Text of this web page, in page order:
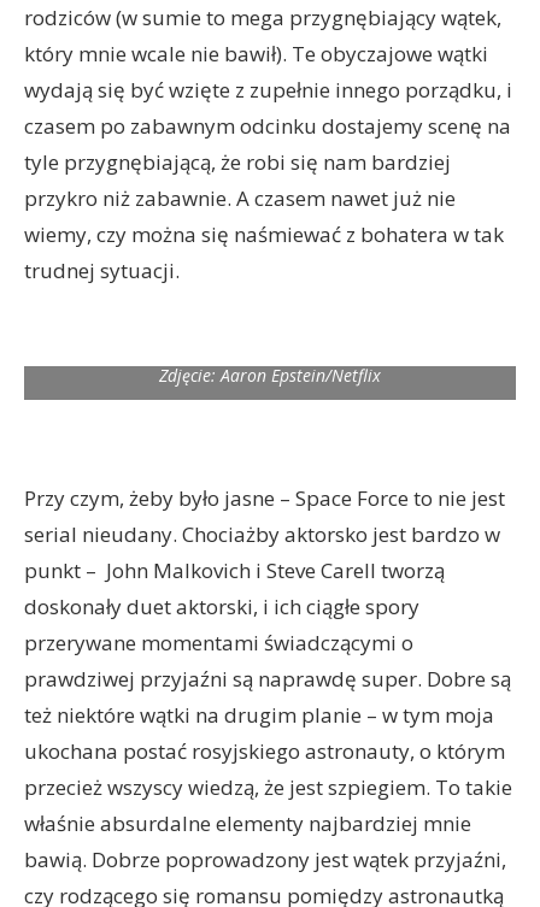
rodziców (w sumie to mega przygnębiający wątek,
który mnie wcale nie bawił). Te obyczajowe wątki
wydają się być wzięte z zupełnie innego porządku, i
czasem po zabawnym odcinku dostajemy scenę na
tyle przygnębiającą, że robi się nam bardziej
przykro niż zabawnie. A czasem nawet już nie
wiemy, czy można się naśmiewać z bohatera w tak
trudnej sytuacji.
Zdjęcie: Aaron Epstein/Netflix
Przy czym, żeby było jasne – Space Force to nie jest
serial nieudany. Chociażby aktorsko jest bardzo w
punkt – John Malkovich i Steve Carell tworzą
doskonały duet aktorski, i ich ciągłe spory
przerywane momentami świadczącymi o
prawdziwej przyjaźni są naprawdę super. Dobre są
też niektóre wątki na drugim planie – w tym moja
ukochana postać rosyjskiego astronauty, o którym
przecież wszyscy wiedzą, że jest szpiegiem. To takie
właśnie absurdalne elementy najbardziej mnie
bawią. Dobrze poprowadzony jest wątek przyjaźni,
czy rodzącego się romansu pomiędzy astronautką